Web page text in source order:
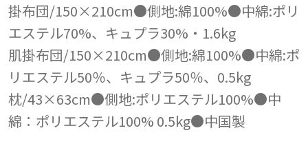
掛布団/150×210cm●側地:綿100%●中綿:ポリ
エステル70%、キュプラ30%・1.6kg
肌掛布団/150×210cm●側地:綿100%●中綿:ポ
リエステル50％、キュプラ50％、0.5kg
枕/43×63cm●側地:ポリエステル100%●中
綿：ポリエステル100% 0.5kg●中国製